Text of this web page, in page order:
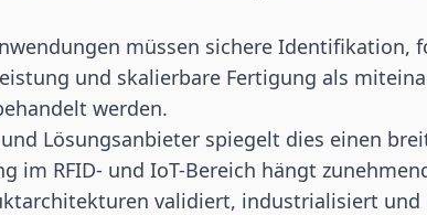
müssen sichere Identifikation,
und skalierbare Fertigung als
werden.
Lösungsanbieter spiegelt dies einen
im RFID- und IoT-Bereich hängt
validiert, industrialisiert und